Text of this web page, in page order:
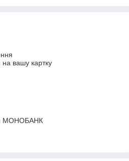
на вашу картку
МОНОБАНК